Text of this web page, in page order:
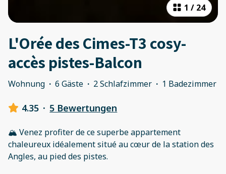
1 / 24
L'Orée des Cimes-T3 cosy-
accès pistes-Balcon
Wohnung · 6 Gäste · 2 Schlafzimmer · 1 Badezimmer
4.35 · 5 Bewertungen
🏔️ Venez profiter de ce superbe appartement
chaleureux idéalement situé au cœur de la station des
Angles, au pied des pistes.